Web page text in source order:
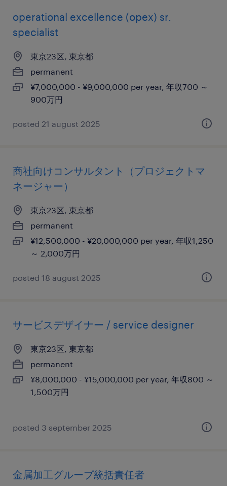
operational excellence (opex) sr.
specialist
東京23区, 東京都
permanent
¥7,000,000 - ¥9,000,000 per year, 年収700 ～
900万円
posted 21 august 2025
商社向けコンサルタント（プロジェクトマ
ネージャー）
東京23区, 東京都
permanent
¥12,500,000 - ¥20,000,000 per year, 年収1,250
～ 2,000万円
posted 18 august 2025
サービスデザイナー / service designer
東京23区, 東京都
permanent
¥8,000,000 - ¥15,000,000 per year, 年収800 ～
1,500万円
posted 3 september 2025
金属加工グループ統括責任者